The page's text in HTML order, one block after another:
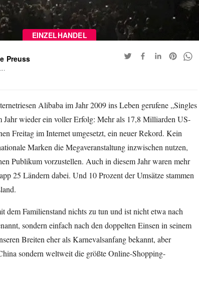
EINZELHANDEL
Preuss
Alibaba im Jahr 2009 ins Leben gerufene „Singles
Jahr wieder ein voller Erfolg: Mehr als 17,8 Milliarden US-
Freitag im Internet umgesetzt, ein neuer Rekord. Kein
Marken die Megaveranstaltung inzwischen nutzen,
Publikum vorzustellen. Auch in diesem Jahr waren mehr
25 Ländern dabei. Und 10 Prozent der Umsätze stammen
dem Familienstand nichts zu tun und ist nicht etwa nach
sondern einfach nach den doppelten Einsen in seinem
Breiten eher als Karnevalsanfang bekannt, aber
sondern weltweit die größte Online-Shopping-